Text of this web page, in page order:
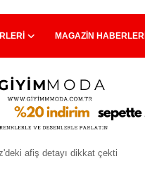
MAGAZIN HABERLERI
afiş detayı dikkat çekti